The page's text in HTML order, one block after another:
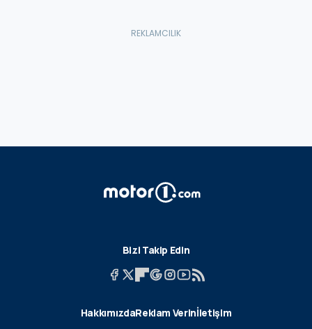
Bizi Takip Edin
HakkımızdaReklam Verinİletişim